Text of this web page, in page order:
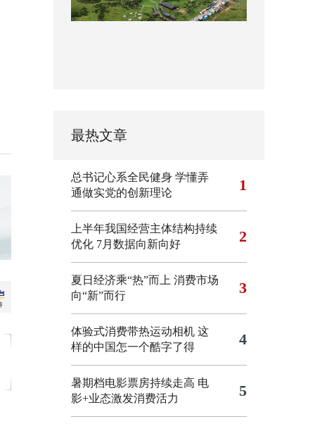
最热文章
总书记心系全民健身 学懂弄
通做实党的创新理论
1
上半年我国经营主体结构持续
优化 7月数据向新向好 2
夏日经济乘“热”而上 消费市场
向“新”而行
3
体验式消费带热运动相机 这
样的中国怎一个酷字了得
4
暑期档电影票房持续走高 电
影+业态激发消费活力
5